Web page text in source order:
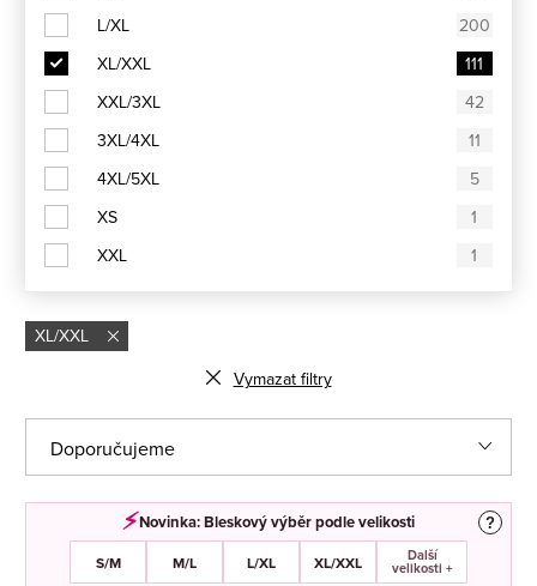
L/XL
200
XL/XXL
111
XXL/3XL
42
3XL/4XL
11
4XL/5XL
5
XS
1
XXL
1
XL/XXL
Vymazat filtry
a
z
Doporučujeme
Nejlevnější
Nejdražší
⚡︎Novinka: Bleskový výběr podle velikosti
S/M M/L L/XL XL/XXL Další
velikosti +
?